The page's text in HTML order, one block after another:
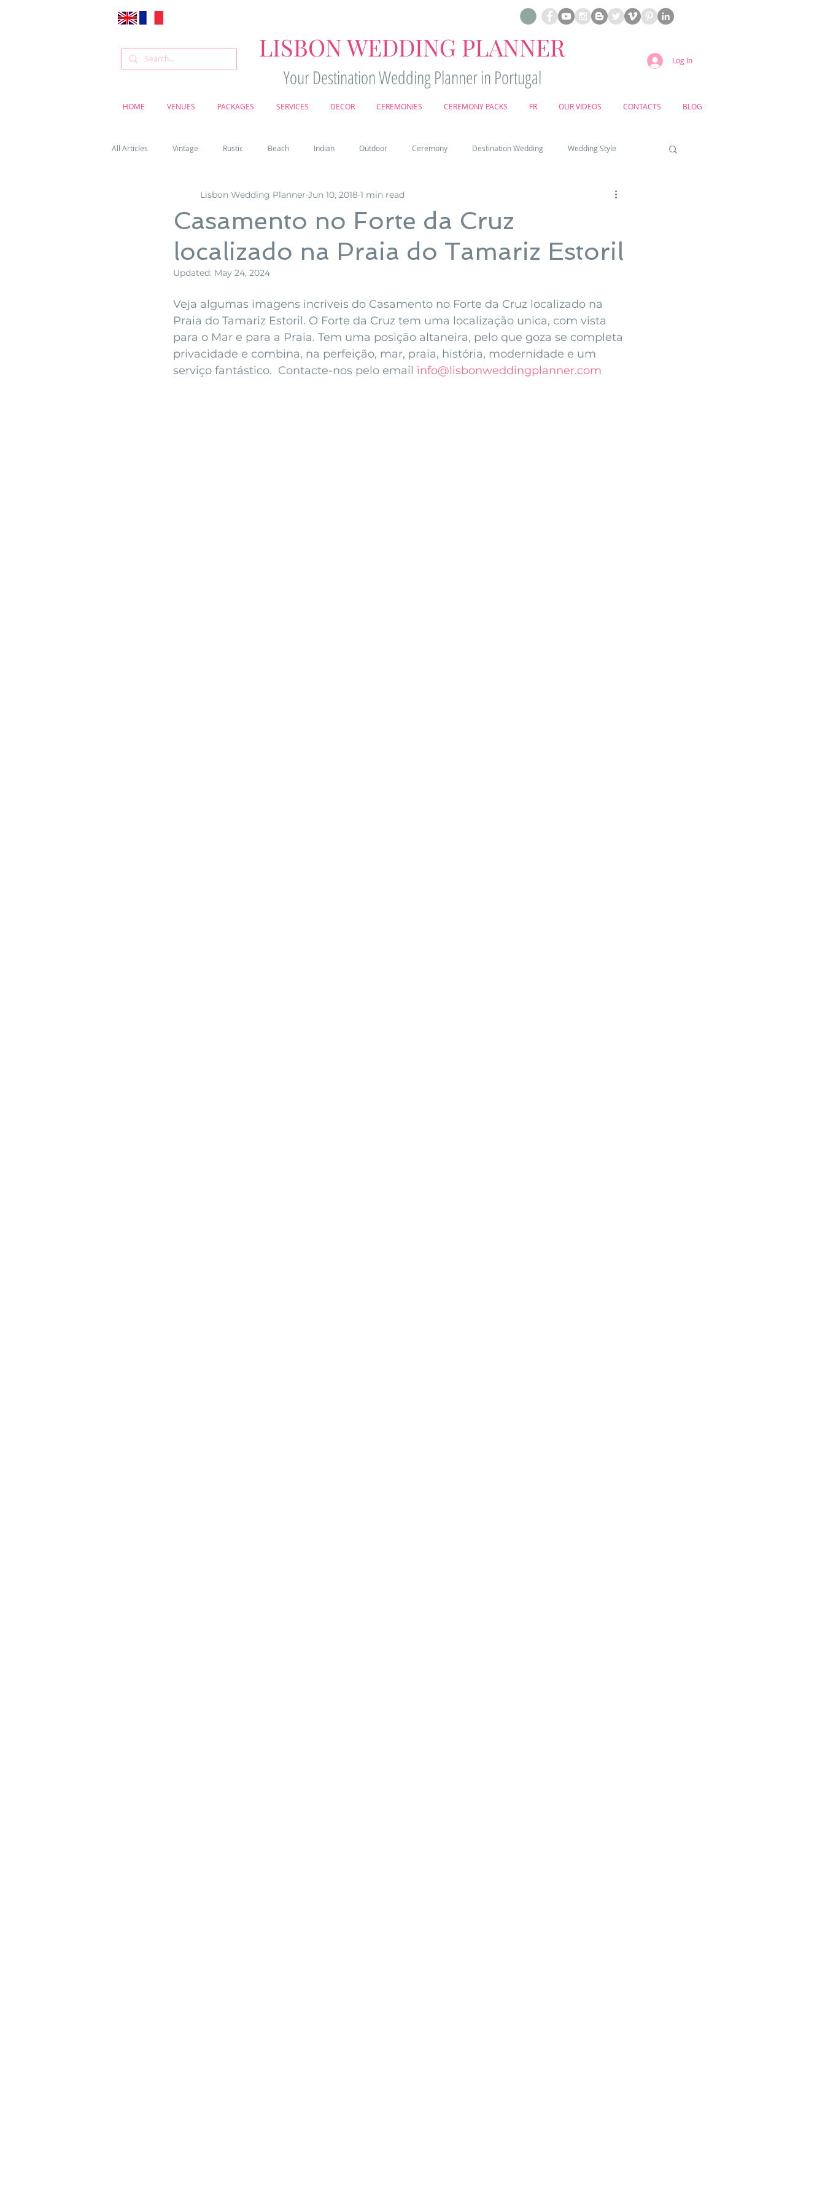
LISBON WEDDING PLANNER
Your Destination Wedding Planner in Portugal
Log In
HOME VENUES PACKAGES SERVICES DECOR CEREMONIES CEREMONY PACKS FR OUR VIDEOS CONTACTS BLOG
All Articles Vintage Rustic Beach Indian Outdoor Ceremony Destination Wedding Wedding Style
Weddings Flowers Castle Country Wedding Cake
Cascais weddings DIY wedding videos Castle wedding in Portugal honeymoon in Portugal vineyard weddings
Vineyard weddings in Portugal Wedding videography wedding venues
Casamento no Forte da Cruz
localizado na Praia do Tamariz Estoril
Lisbon Wedding Planner Jun 10, 2018 1 min read
Updated: May 24, 2024
Veja algumas imagens incriveis do Casamento no Forte da Cruz localizado na
Praia do Tamariz Estoril. O Forte da Cruz tem uma localização unica, com vista
para o Mar e para a Praia. Tem uma posição altaneira, pelo que goza se completa
privacidade e combina, na perfeição, mar, praia, história, modernidade e um
serviço fantástico.  Contacte-nos pelo email info@lisbonweddingplanner.com